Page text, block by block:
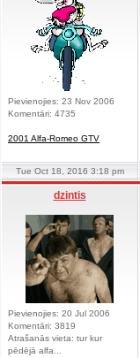
Pievienojies: 23 Nov 2006
Komentāri: 4735
2001 Alfa-Romeo GTV
Tue Oct 18, 2016 3:18 pm
dzintis
Pievienojies: 20 Jul 2006
Komentāri: 3819
Atrašanās vieta: tur kur
pēdējā alfa...